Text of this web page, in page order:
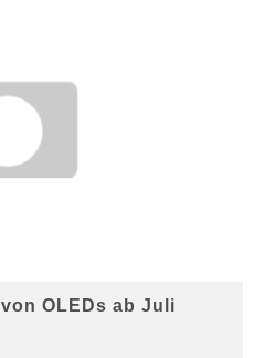
OLEDs ab Juli